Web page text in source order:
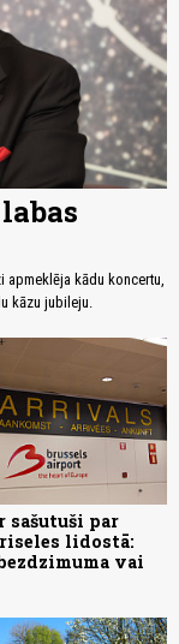
apmeklēja kādu koncertu,
kāzu jubileju.
par
lidostā:
vai